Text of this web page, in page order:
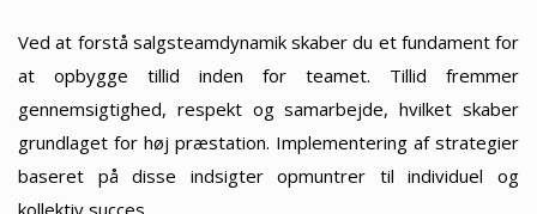
Ved at forstå salgsteamdynamik skaber du et fundament for
at opbygge tillid inden for teamet. Tillid fremmer
gennemsigtighed, respekt og samarbejde, hvilket skaber
grundlaget for høj præstation. Implementering af strategier
baseret på disse indsigter opmuntrer til individuel og